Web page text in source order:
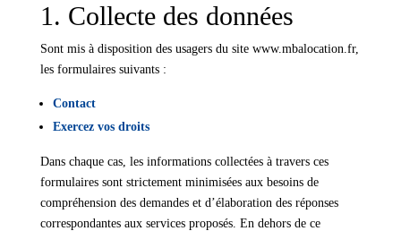
1. Collecte des données
Sont mis à disposition des usagers du site www.mbalocation.fr,
les formulaires suivants :
Contact
Exercez vos droits
Dans chaque cas, les informations collectées à travers ces
formulaires sont strictement minimisées aux besoins de
compréhension des demandes et d’élaboration des réponses
correspondantes aux services proposés. En dehors de ce